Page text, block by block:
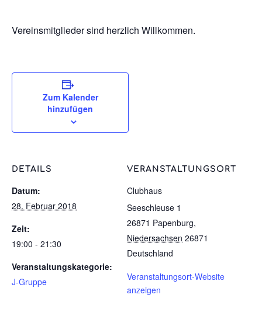
Vereinsmitglieder sind herzlich Willkommen.
Zum Kalender
hinzufügen
DETAILS
Datum:
28. Februar 2018
Zeit:
19:00 - 21:30
Veranstaltungskategorie:
J-Gruppe
VERANSTALTUNGSORT
Clubhaus
Seeschleuse 1
26871 Papenburg,
Niedersachsen 26871
Deutschland
Veranstaltungsort-Website
anzeigen